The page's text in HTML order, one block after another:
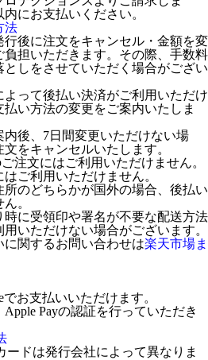
にお支払いください。
法
後に注文をキャンセル・金額を変
担いただきます。その際、手数料
しをさせていただく場合がござい
って後払い決済がご利用いただけ
い方法の変更をご案内いたしま
後、7日間変更いただけない場
をキャンセルいたします。
注文にはご利用いただけません。
ご利用いただけません。
のどちらかが国外の場合、後払い
。
に受領印や署名が不要な配送方法
いただけない場合がございます。
関するお問い合わせは楽天市場ま
お支払いいただけます。
Payの認証を行っていただき
ードは発行会社によって異なりま